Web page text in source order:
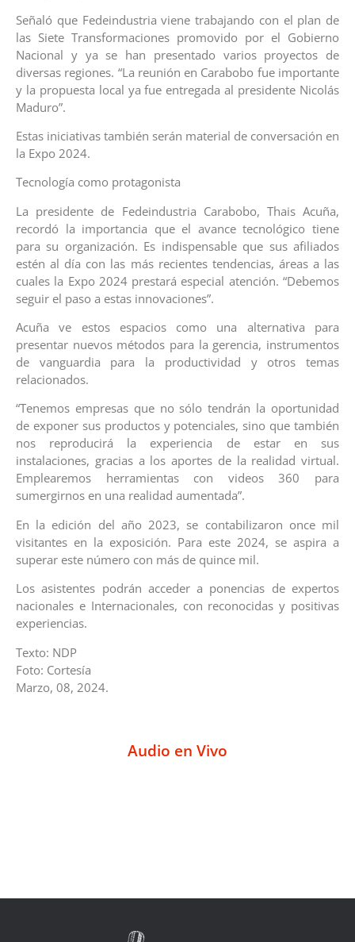
Señaló que Fedeindustria viene trabajando con el plan de
las Siete Transformaciones promovido por el Gobierno
Nacional y ya se han presentado varios proyectos de
diversas regiones. “La reunión en Carabobo fue importante
y la propuesta local ya fue entregada al presidente Nicolás
Maduro”.
Estas iniciativas también serán material de conversación en
la Expo 2024.
Tecnología como protagonista
La presidente de Fedeindustria Carabobo, Thais Acuña,
recordó la importancia que el avance tecnológico tiene
para su organización. Es indispensable que sus afiliados
estén al día con las más recientes tendencias, áreas a las
cuales la Expo 2024 prestará especial atención. “Debemos
seguir el paso a estas innovaciones”.
Acuña ve estos espacios como una alternativa para
presentar nuevos métodos para la gerencia, instrumentos
de vanguardia para la productividad y otros temas
relacionados.
“Tenemos empresas que no sólo tendrán la oportunidad
de exponer sus productos y potenciales, sino que también
nos reproducirá la experiencia de estar en sus
instalaciones, gracias a los aportes de la realidad virtual.
Emplearemos herramientas con videos 360 para
sumergirnos en una realidad aumentada”.
En la edición del año 2023, se contabilizaron once mil
visitantes en la exposición. Para este 2024, se aspira a
superar este número con más de quince mil.
Los asistentes podrán acceder a ponencias de expertos
nacionales e Internacionales, con reconocidas y positivas
experiencias.
Texto: NDP
Foto: Cortesía
Marzo, 08, 2024.
Audio en Vivo